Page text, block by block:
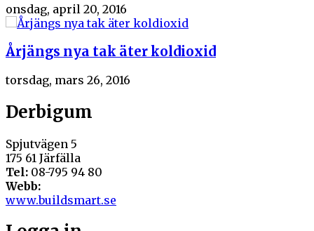
onsdag, april 20, 2016
Årjängs nya tak äter koldioxid
torsdag, mars 26, 2016
Derbigum
Spjutvägen 5
175 61 Järfälla
Tel: 08-795 94 80
Webb:
www.buildsmart.se